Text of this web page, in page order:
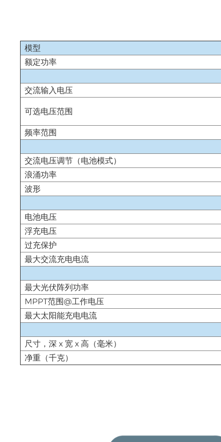
模型
额定功率
交流输入电压
可选电压范围
频率范围
交流电压调节（电池模式）
浪涌功率
波形
电池电压
浮充电压
过充保护
最大交流充电电流
最大光伏阵列功率
MPPT范围@工作电压
最大太阳能充电电流
尺寸，深 x 宽 x 高（毫米）
净重（千克）